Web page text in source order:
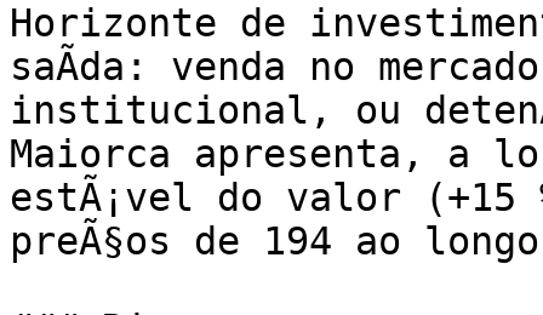
Horizonte de
saÃ­da: venda no
institucional, ou
Maiorca apresenta, a
estÃ¡vel do valor (+15
preÃ§os de 194 ao